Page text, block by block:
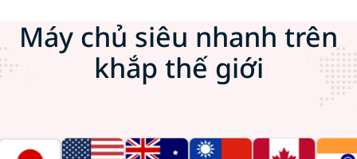
Máy chủ siêu nhanh trên
khắp thế giới